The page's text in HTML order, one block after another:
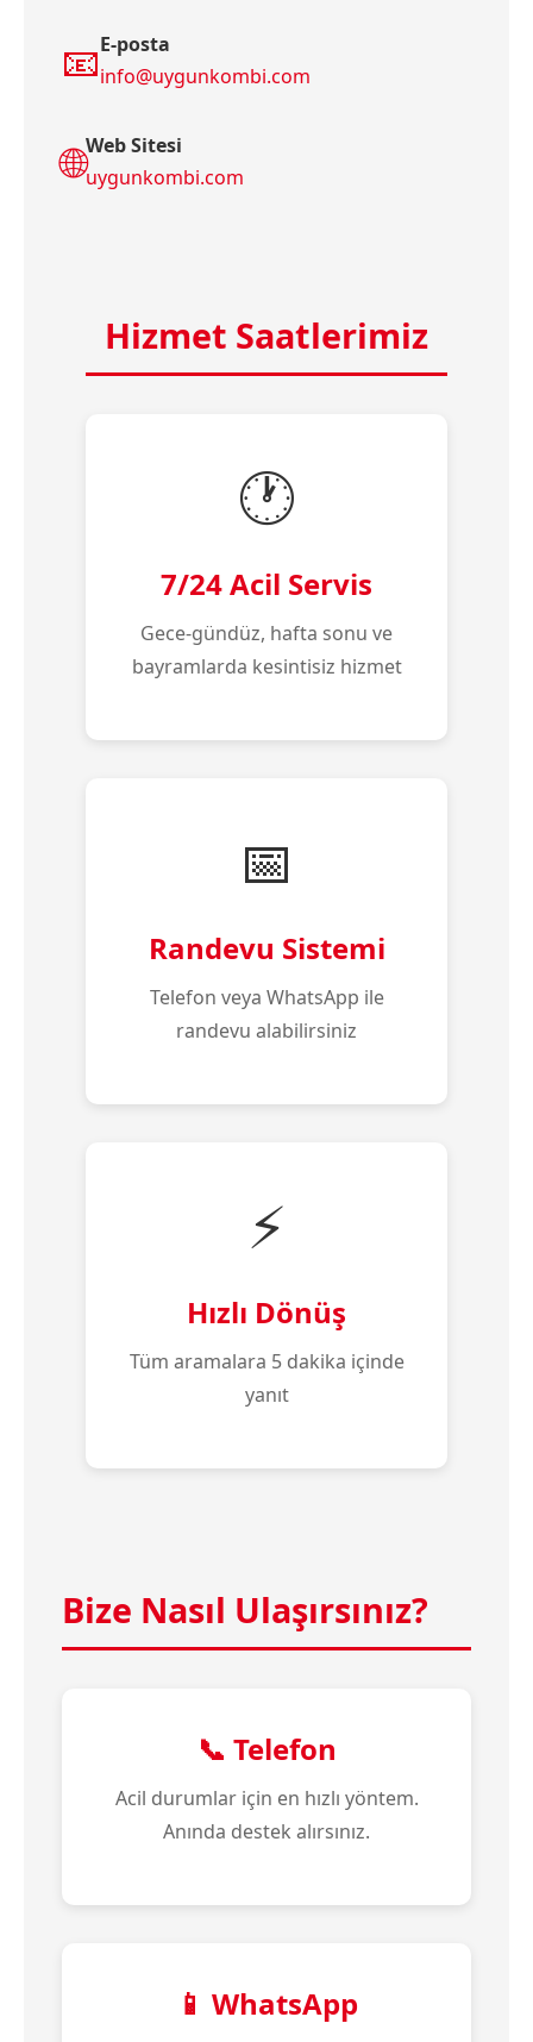
📧E-posta
info@uygunkombi.com
🌐Web Sitesi
uygunkombi.com
Hizmet Saatlerimiz
🕐
7/24 Acil Servis
Gece-gündüz, hafta sonu ve
bayramlarda kesintisiz hizmet
📅
Randevu Sistemi
Telefon veya WhatsApp ile
randevu alabilirsiniz
⚡
Hızlı Dönüş
Tüm aramalara 5 dakika içinde
yanıt
Bize Nasıl Ulaşırsınız?
📞 Telefon
Acil durumlar için en hızlı yöntem.
Anında destek alırsınız.
📱 WhatsApp